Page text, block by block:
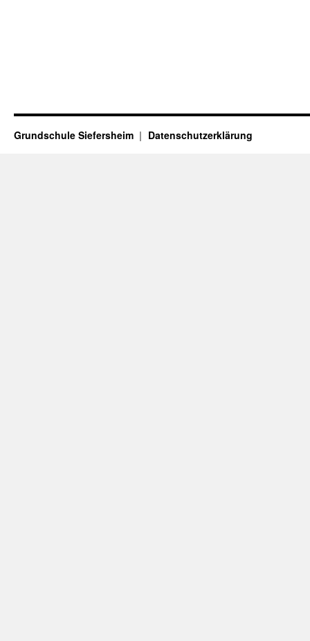
Grundschule Siefersheim Datenschutzerklärung